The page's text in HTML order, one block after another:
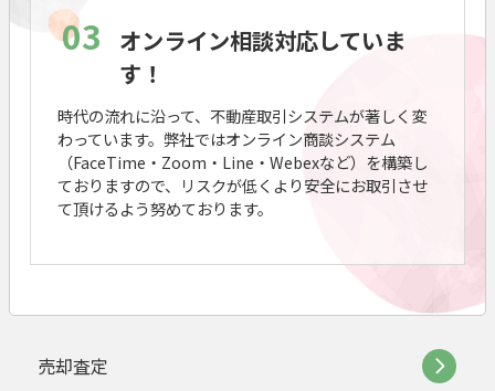
03
オンライン相談対応していま
す！
時代の流れに沿って、不動産取引システムが著しく変
わっています。弊社ではオンライン商談システム
（FaceTime・Zoom・Line・Webexなど）を構築し
ておりますので、リスクが低くより安全にお取引させ
て頂けるよう努めております。
売却査定